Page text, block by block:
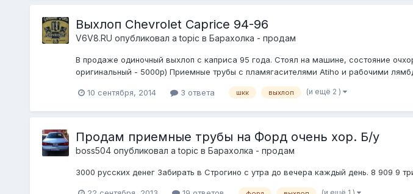
Выхлоп Chevrolet Caprice 94-96
V6V8.RU опубликовал a topic в Барахолка - продам
В продаже одиночный выхлоп с каприса 95 года. Стоял на машине, состояние
оригинальный - 5000р) Приемные трубы с пламягасителями Atiho и рабочими
10 сентября, 2014 3 ответа шкк выхлоп (и ещё 2 )
Продам приемные трубы на Форд очень хор. Б/у
boss504опубликовал a topic в Барахолка - продам
3000 русских денег Забирать в Строгино с утра до вечера каждый день. 8 909 9